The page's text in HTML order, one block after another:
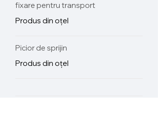
fixare pentru transport
Produs din oțel
Picior de sprijin
Produs din oțel